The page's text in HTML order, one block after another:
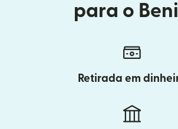
para o
Retirada em